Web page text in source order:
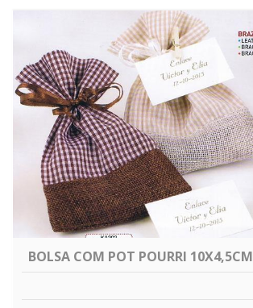
BOLSA COM POT POURRI 10X4,5CM